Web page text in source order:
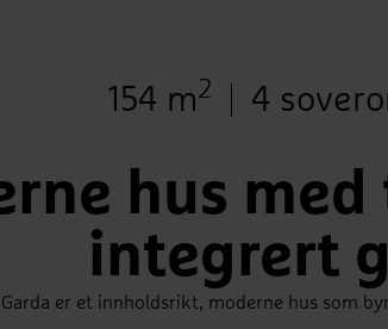
Bruksareal
154 m2 Antall
4
hus
integrert
Garda er et innholdsrikt, moderne hus som